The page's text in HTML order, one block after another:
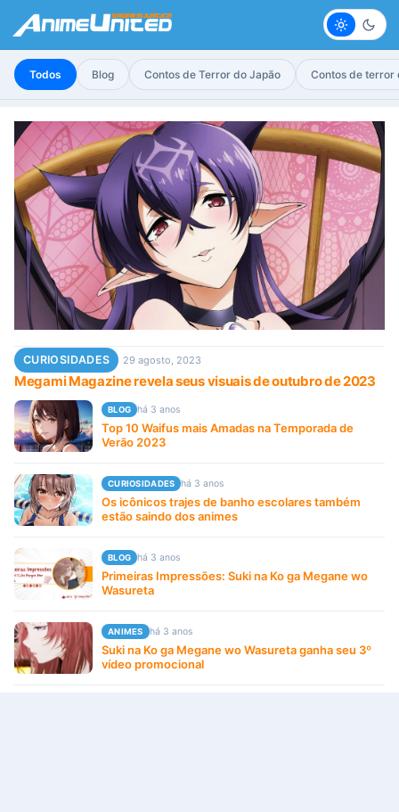
Claro
Todos Blog Contos de Terror do Japão Contos de terror
CURIOSIDADES 29 agosto, 2023
Megami Magazine revela seus visuais de outubro de 2023
BLOG há 3 anos
Top 10 Waifus mais Amadas na Temporada de
Verão 2023
CURIOSIDADES há 3 anos
Os icônicos trajes de banho escolares também
estão saindo dos animes
BLOG há 3 anos
Primeiras Impressões: Suki na Ko ga Megane wo
Wasureta
ANIMES há 3 anos
Suki na Ko ga Megane wo Wasureta ganha seu 3º
vídeo promocional